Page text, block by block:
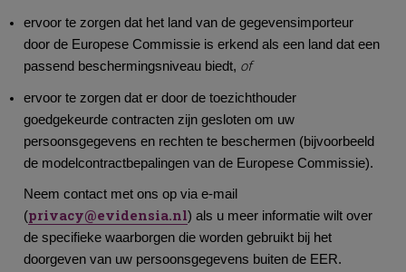
ervoor te zorgen dat het land van de gegevensimporteur
door de Europese Commissie is erkend als een land dat een
passend beschermingsniveau biedt, of
ervoor te zorgen dat er door de toezichthouder
goedgekeurde contracten zijn gesloten om uw
persoonsgegevens en rechten te beschermen (bijvoorbeeld
de modelcontractbepalingen van de Europese Commissie).
Neem contact met ons op via e-mail
(privacy@evidensia.nl) als u meer informatie wilt over
de specifieke waarborgen die worden gebruikt bij het
doorgeven van uw persoonsgegevens buiten de EER.